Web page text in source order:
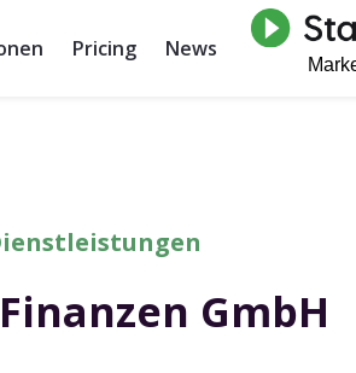
Pricing News
GmbH